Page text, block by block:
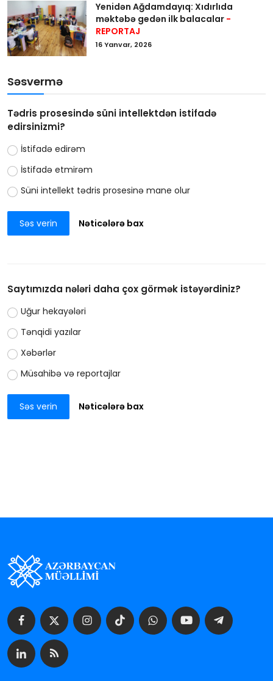
Yenidən Ağdamdayıq: Xıdırlıda
məktəbə gedən ilk balacalar -
REPORTAJ
16 Yanvar, 2026
Səsvermə
Tədris prosesində süni intellektdən istifadə
edirsinizmi?
İstifadə edirəm
İstifadə etmirəm
Süni intellekt tədris prosesinə mane olur
Səs verin Nəticələrə bax
Saytımızda nələri daha çox görmək istəyərdiniz?
Uğur hekayələri
Tənqidi yazılar
Xəbərlər
Müsahibə və reportajlar
Səs verin Nəticələrə bax